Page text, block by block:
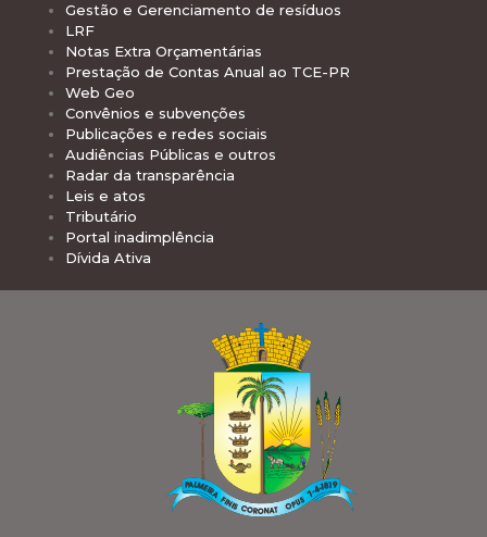
Gestão e Gerenciamento de resíduos
LRF
Notas Extra Orçamentárias
Prestação de Contas Anual ao TCE-PR
Web Geo
Convênios e subvenções
Publicações e redes sociais
Audiências Públicas e outros
Radar da transparência
Leis e atos
Tributário
Portal inadimplência
Dívida Ativa